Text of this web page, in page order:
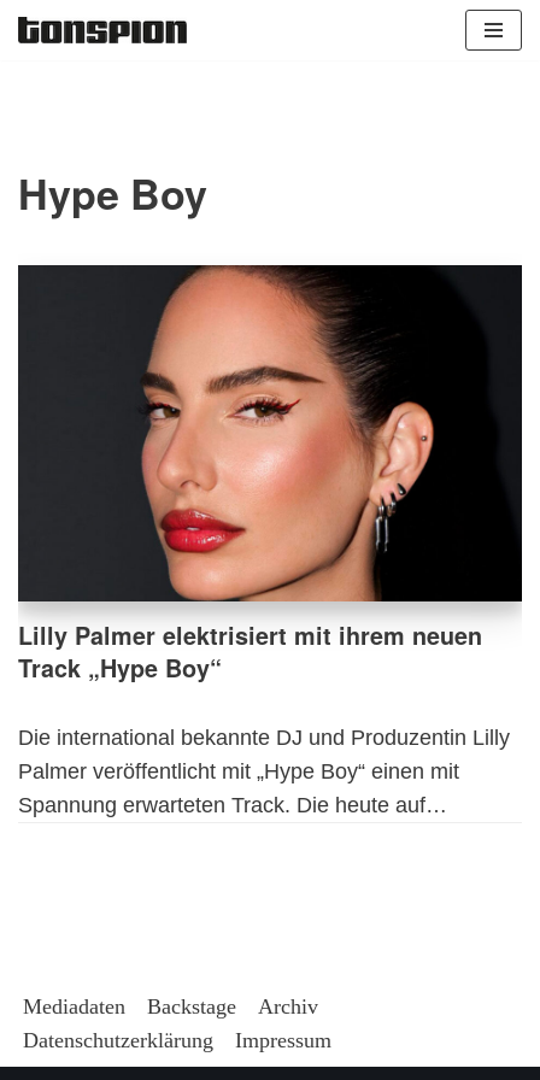
Hype Boy
Lilly Palmer elektrisiert mit ihrem neuen
Track „Hype Boy“
Die international bekannte DJ und Produzentin Lilly
Palmer veröffentlicht mit „Hype Boy“ einen mit
Spannung erwarteten Track. Die heute auf…
Mediadaten Backstage
Archiv
Datenschutzerklärung
Impressum